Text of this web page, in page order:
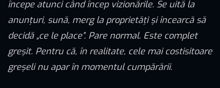
începe atunci când încep vizionările. Se uită la
anunțuri, sună, merg la proprietăți și încearcă să
decidă „ce le place”. Pare normal. Este complet
greșit. Pentru că, în realitate, cele mai costisitoare
greșeli nu apar în momentul cumpărării.